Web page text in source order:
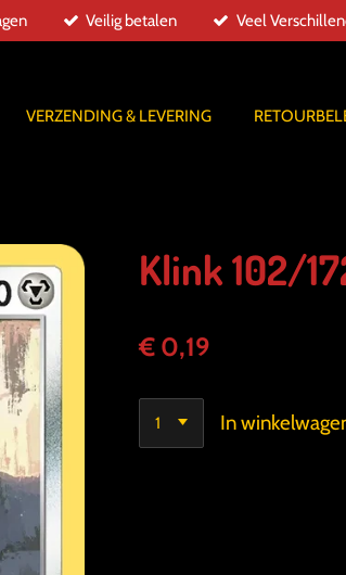
Veilig betalen Veel
VERZENDING & LEVERING
Klink 102/
€ 0,19
In